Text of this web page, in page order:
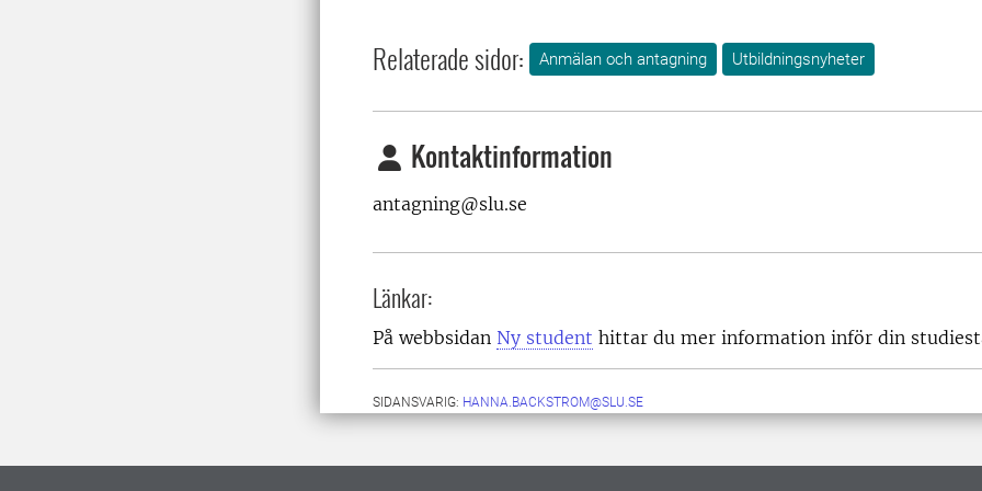
Relaterade sidor: Anmälan och antagning Utbildningsnyheter
Kontaktinformation
antagning@slu.se
Länkar:
På webbsidan Ny student hittar du mer information inför din
SIDANSVARIG: HANNA.BACKSTROM@SLU.SE